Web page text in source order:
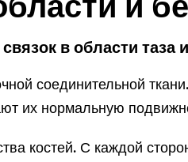
в области таза
соединительной
их нормальную
костей. С каждой